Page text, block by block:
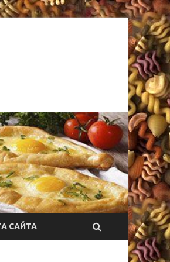
САЙТА